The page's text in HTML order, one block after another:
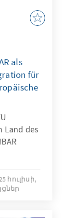
zu
die
der
In
in die
allen
als
für
Land des
հուլիսի,